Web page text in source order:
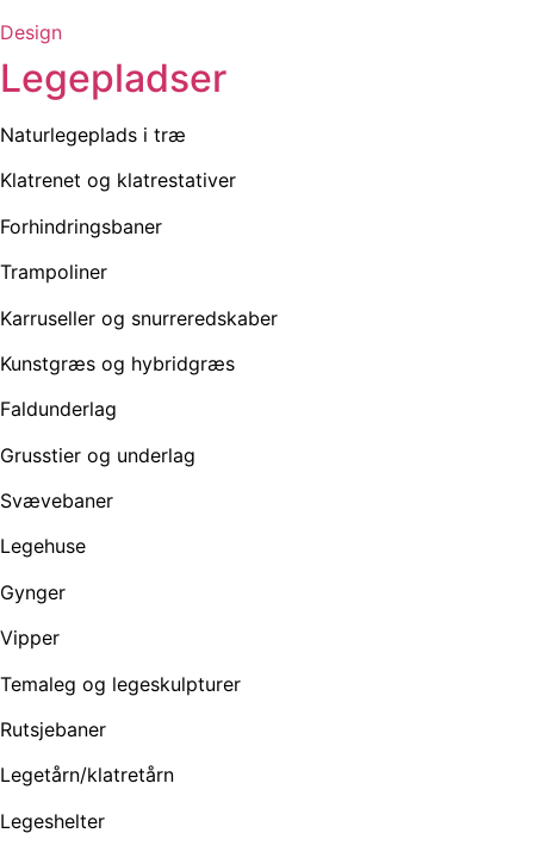
Design
Legepladser
Naturlegeplads i træ
Klatrenet og klatrestativer
Forhindringsbaner
Trampoliner
Karruseller og snurreredskaber
Kunstgræs og hybridgræs
Faldunderlag
Grusstier og underlag
Svævebaner
Legehuse
Gynger
Vipper
Temaleg og legeskulpturer
Rutsjebaner
Legetårn/klatretårn
Legeshelter